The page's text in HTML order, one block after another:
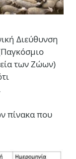
Διεύθυνση
των Ζώων)
πίνακα που